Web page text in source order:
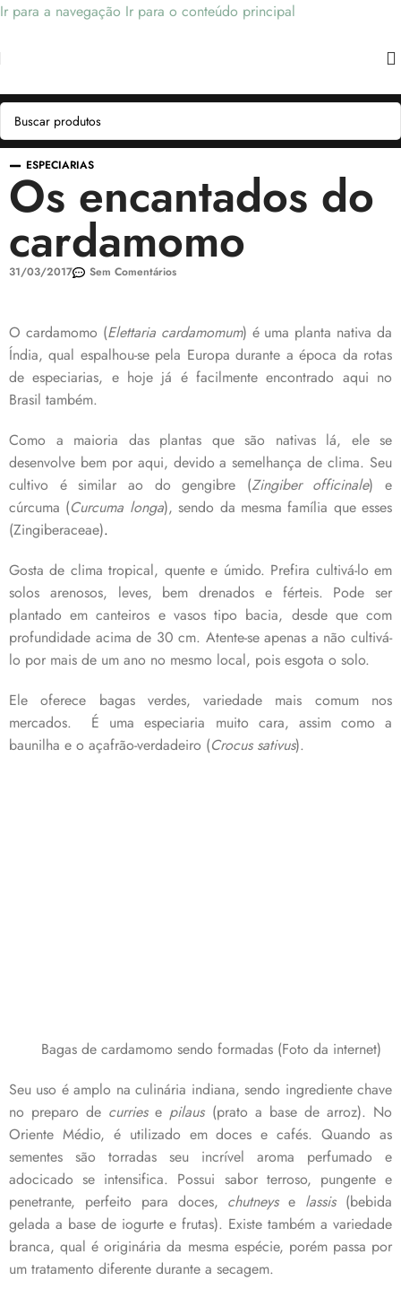
Ir para a navegação Ir para o conteúdo principal
ESPECIARIAS
Os encantados do
cardamomo
31/03/2017 Sem Comentários
O cardamomo (Elettaria cardamomum) é uma planta nativa da
Índia, qual espalhou-se pela Europa durante a época da rotas
de especiarias, e hoje já é facilmente encontrado aqui no
Brasil também.
Como a maioria das plantas que são nativas lá, ele se
desenvolve bem por aqui, devido a semelhança de clima. Seu
cultivo é similar ao do gengibre (Zingiber officinale) e
cúrcuma (Curcuma longa), sendo da mesma família que esses
(Zingiberaceae).
Gosta de clima tropical, quente e úmido. Prefira cultivá-lo em
solos arenosos, leves, bem drenados e férteis. Pode ser
plantado em canteiros e vasos tipo bacia, desde que com
profundidade acima de 30 cm. Atente-se apenas a não cultivá-
lo por mais de um ano no mesmo local, pois esgota o solo.
Ele oferece bagas verdes, variedade mais comum nos
mercados. É uma especiaria muito cara, assim como a
baunilha e o açafrão-verdadeiro (Crocus sativus).
Bagas de cardamomo sendo formadas (Foto da internet)
Seu uso é amplo na culinária indiana, sendo ingrediente chave
no preparo de curriese pilaus(prato a base de arroz). No
Oriente Médio, é utilizado em doces e cafés. Quando as
sementes são torradas seu incrível aroma perfumado e
adocicado se intensifica. Possui sabor terroso, pungente e
penetrante, perfeito para doces, chutneyse lassis(bebida
gelada a base de iogurte e frutas). Existe também a variedade
branca, qual é originária da mesma espécie, porém passa por
um tratamento diferente durante a secagem.